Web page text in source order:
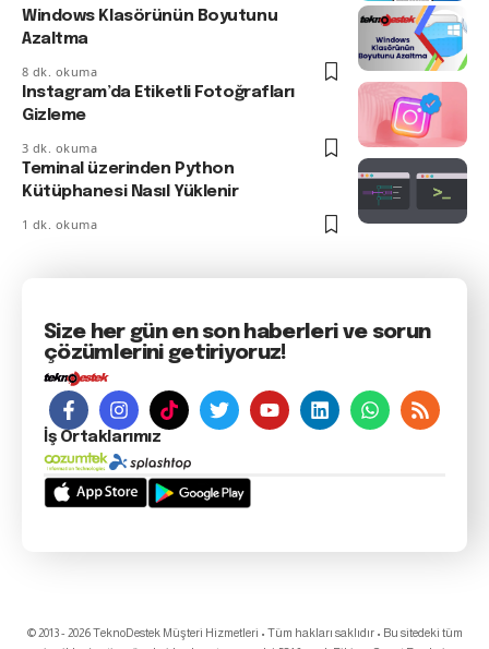
Windows Klasörünün Boyutunu
Azaltma
8 dk. okuma
Instagram’da Etiketli Fotoğrafları
Gizleme
3 dk. okuma
Teminal üzerinden Python
Kütüphanesi Nasıl Yüklenir
1 dk. okuma
Size her gün en son haberleri ve sorun
çözümlerini getiriyoruz!
İş Ortaklarımız
© 2013 - 2026 TeknoDestek Müşteri Hizmetleri • Tüm hakları saklıdır • Bu sitedeki tüm